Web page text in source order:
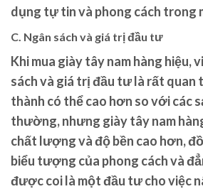
dụng tự tin và phong cách trong
C. Ngân sách và giá trị đầu tư
Khi mua giày tây nam hàng hiệu,
sách và giá trị đầu tư là rất quan
thành có thể cao hơn so với các
thường, nhưng giày tây nam
chất lượng và độ bền cao hơn,
biểu tượng của phong cách và
được coi là một đầu tư cho việc